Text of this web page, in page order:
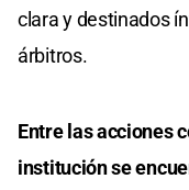
clara y destinados
árbitros.
Entre las acciones
institución se